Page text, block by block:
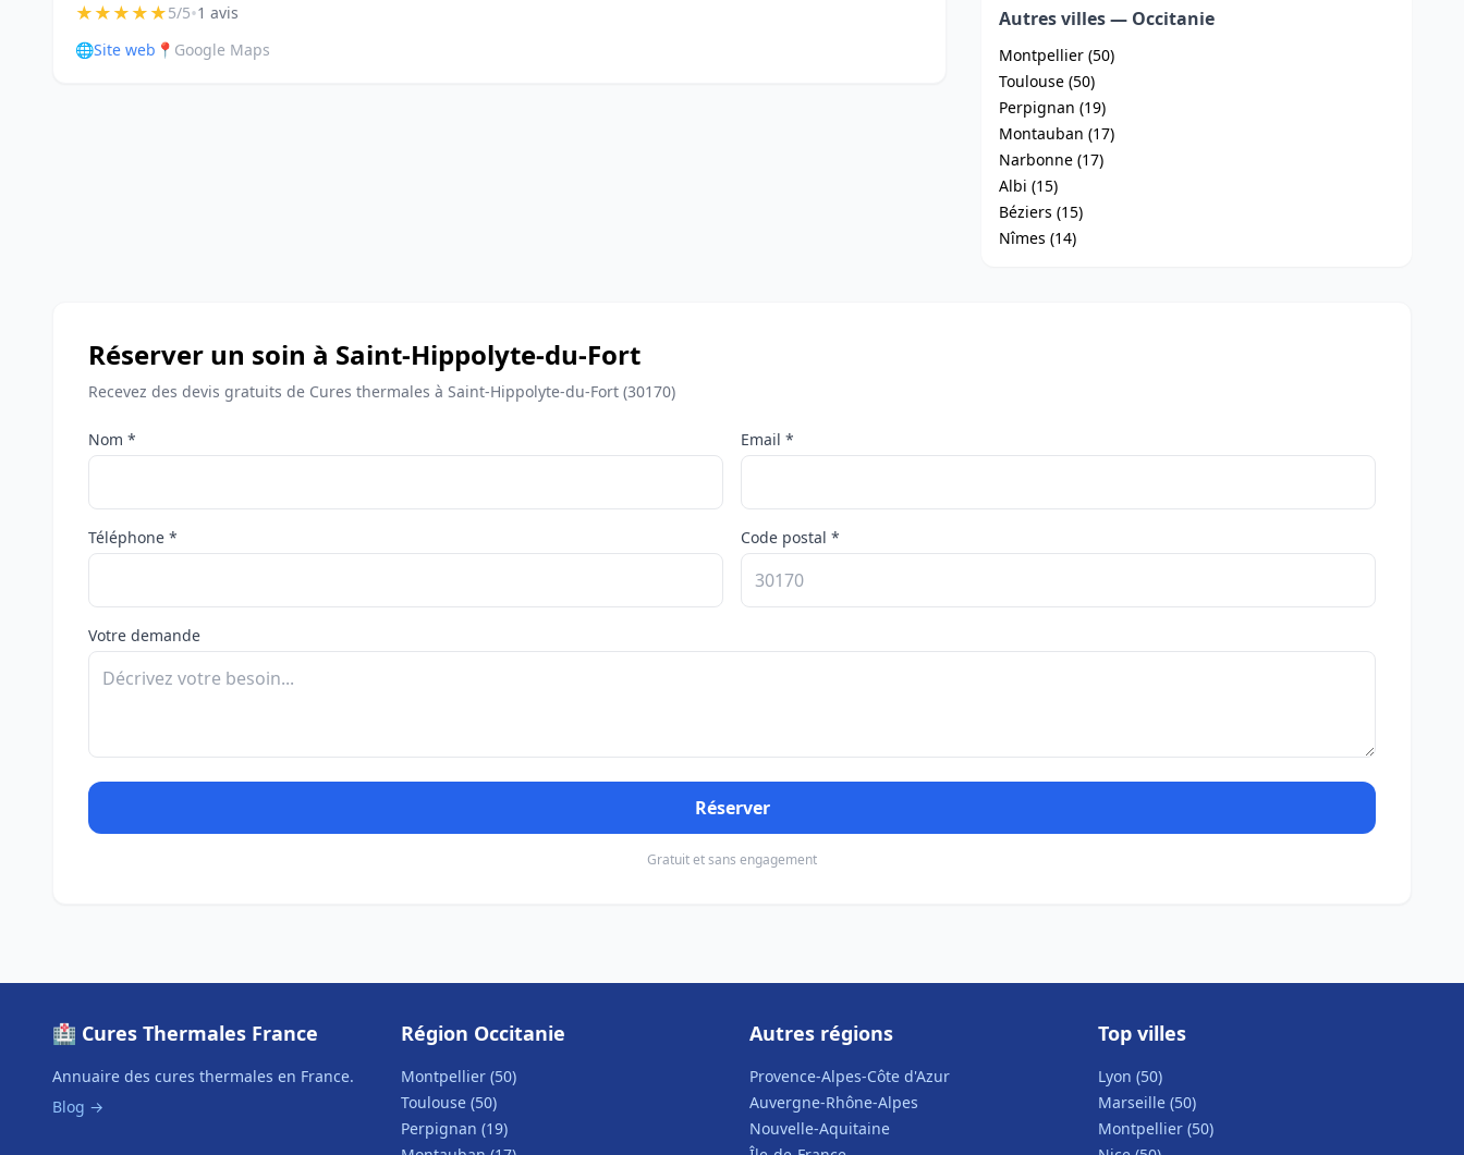
★★★★★5/5•1 avis
🌐Site web 📍 Google Maps
Autres villes — Occitanie
Montpellier (50)
Toulouse (50)
Perpignan (19)
Montauban (17)
Narbonne (17)
Albi (15)
Béziers (15)
Nîmes (14)
Réserver un soin à Saint-Hippolyte-du-Fort
Recevez des devis gratuits de Cures thermales à Saint-Hippolyte-du-Fort (30170)
Nom * Email *
Téléphone * Code postal *
Votre demande
Réserver
Gratuit et sans engagement
🏥 Cures Thermales France
Annuaire des cures thermales en France.
Blog →
Région Occitanie
Montpellier (50)
Toulouse (50)
Perpignan (19)
Autres régions
Provence-Alpes-Côte d'Azur
Auvergne-Rhône-Alpes
Nouvelle-Aquitaine
Top villes
Lyon (50)
Marseille (50)
Montpellier (50)